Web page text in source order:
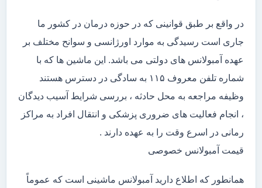
در واقع بر طبق قوانینی که در حوزه درمان در کشور ما
جاری است رسیدگی به موارد اورژانسی و سوانح مختلف بر
عهده آمبولانس های دولتی می باشد. این ماشین ها که با
شماره تلفن معروف ۱۱۵ به سادگی در دسترس هستند
وظیفه مراجعه به محل حادثه ، بررسی شرایط آسیب دیدگان
، انجام فعالیت های ضروری پزشکی و انتقال افراد به مراکز
رمانی در اسرع وقت را به عهده دارند .
قیمت آمبولانس خصوصی
همانطور که اطلاع دارید آمبولانس ماشینی است که عموماً